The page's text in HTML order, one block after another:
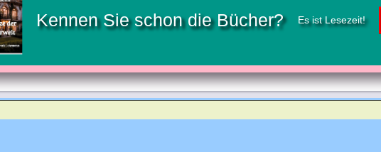
Kennen Sie schon die Bücher? Es ist Lesezeit!